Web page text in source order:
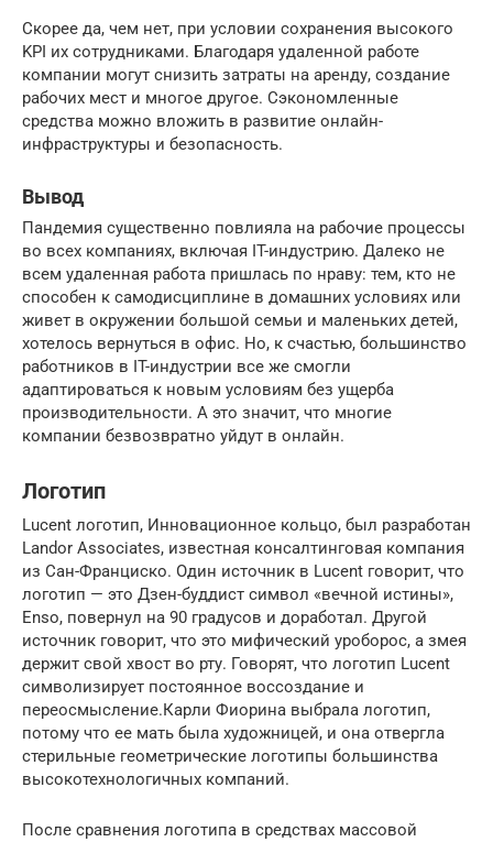
Скорее да, чем нет, при условии сохранения высокого
KPI их сотрудниками. Благодаря удаленной работе
компании могут снизить затраты на аренду, создание
рабочих мест и многое другое. Сэкономленные
средства можно вложить в развитие онлайн-
инфраструктуры и безопасность.
Вывод
Пандемия существенно повлияла на рабочие процессы
во всех компаниях, включая IT-индустрию. Далеко не
всем удаленная работа пришлась по нраву: тем, кто не
способен к самодисциплине в домашних условиях или
живет в окружении большой семьи и маленьких детей,
хотелось вернуться в офис. Но, к счастью, большинство
работников в IT-индустрии все же смогли
адаптироваться к новым условиям без ущерба
производительности. А это значит, что многие
компании безвозвратно уйдут в онлайн.
Логотип
Lucent логотип, Инновационное кольцо, был разработан
Landor Associates, известная консалтинговая компания
из Сан-Франциско. Один источник в Lucent говорит, что
логотип — это Дзен-буддист символ «вечной истины»,
Enso, повернул на 90 градусов и доработал. Другой
источник говорит, что это мифический уроборос, а змея
держит свой хвост во рту. Говорят, что логотип Lucent
символизирует постоянное воссоздание и
переосмысление.Карли Фиорина выбрала логотип,
потому что ее мать была художницей, и она отвергла
стерильные геометрические логотипы большинства
высокотехнологичных компаний.
После сравнения логотипа в средствах массовой